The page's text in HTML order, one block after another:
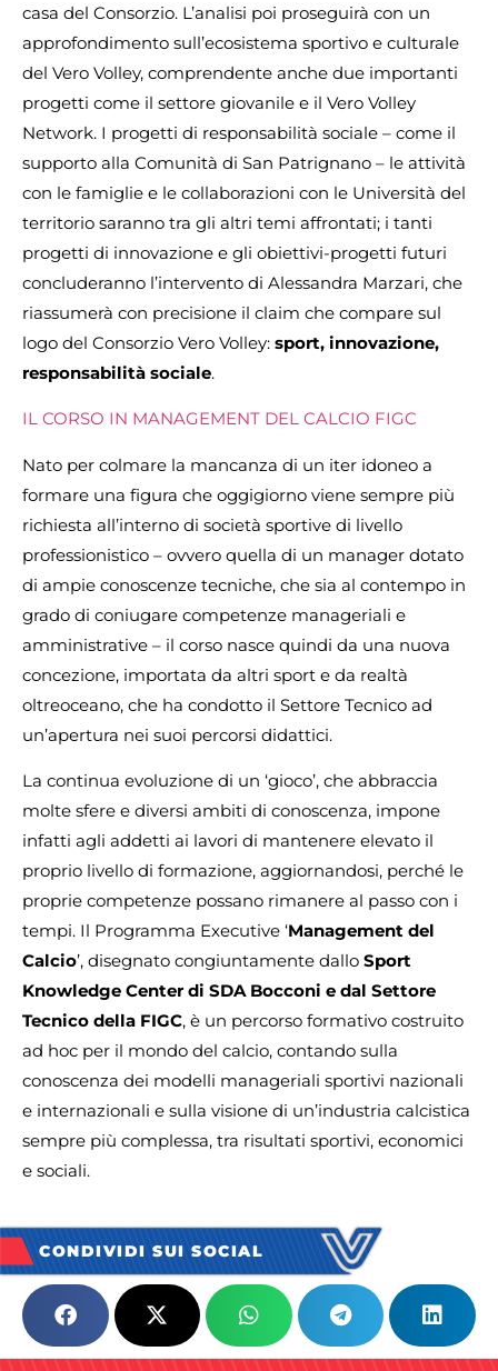
casa del Consorzio. L’analisi poi proseguirà con un
approfondimento sull’ecosistema sportivo e culturale
del Vero Volley, comprendente anche due importanti
progetti come il settore giovanile e il Vero Volley
Network. I progetti di responsabilità sociale – come il
supporto alla Comunità di San Patrignano – le attività
con le famiglie e le collaborazioni con le Università del
territorio saranno tra gli altri temi affrontati; i tanti
progetti di innovazione e gli obiettivi-progetti futuri
concluderanno l’intervento di Alessandra Marzari, che
riassumerà con precisione il claim che compare sul
logo del Consorzio Vero Volley: sport, innovazione,
responsabilità sociale.
IL CORSO IN MANAGEMENT DEL CALCIO FIGC
Nato per colmare la mancanza di un iter idoneo a
formare una figura che oggigiorno viene sempre più
richiesta all’interno di società sportive di livello
professionistico – ovvero quella di un manager dotato
di ampie conoscenze tecniche, che sia al contempo in
grado di coniugare competenze manageriali e
amministrative – il corso nasce quindi da una nuova
concezione, importata da altri sport e da realtà
oltreoceano, che ha condotto il Settore Tecnico ad
un’apertura nei suoi percorsi didattici.
La continua evoluzione di un ‘gioco’, che abbraccia
molte sfere e diversi ambiti di conoscenza, impone
infatti agli addetti ai lavori di mantenere elevato il
proprio livello di formazione, aggiornandosi, perché le
proprie competenze possano rimanere al passo con i
tempi. Il Programma Executive ‘Management del
Calcio’, disegnato congiuntamente dallo Sport
Knowledge Center di SDA Bocconi e dal Settore
Tecnico della FIGC, è un percorso formativo costruito
ad hoc per il mondo del calcio, contando sulla
conoscenza dei modelli manageriali sportivi nazionali
e internazionali e sulla visione di un’industria calcistica
sempre più complessa, tra risultati sportivi, economici
e sociali.
CONDIVIDI SUI SOCIAL